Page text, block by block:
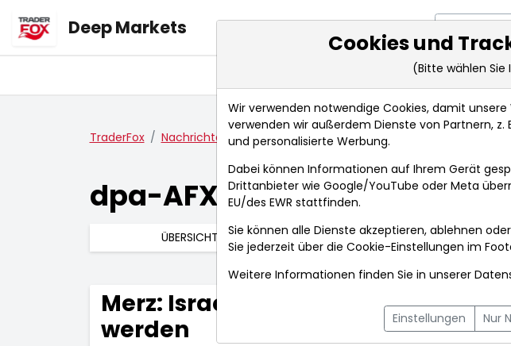
Deep Markets
Markt-Analysen Market
TraderFox Nachrichten dpa-AFX Compact Merz: Israel darf nicht
dpa-AFX Compact
ÜBERSICHT DPA-AFX PROFEED
Merz: Israel darf nicht zum
werden
Cookies und
(Bitte wählen Sie
Wir verwenden notwendige Cookies, damit
verwenden wir außerdem Dienste von Partnern,
und personalisierte Werbung.
Dabei können Informationen auf Ihrem Gerät
Drittanbieter wie Google/YouTube oder Meta
EU/des EWR stattfinden.
Sie können alle Dienste akzeptieren, ablehnen
Sie jederzeit über die Cookie-Einstellungen im
Weitere Informationen finden Sie in unserer
Einstellungen Nur